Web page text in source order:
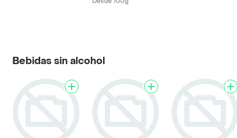
Bebidas sin alcohol